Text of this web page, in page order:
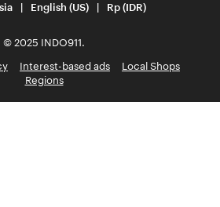
| English (US) | Rp (IDR)
© 2025 INDO911.
Interest-based ads
Local Shops
Regions